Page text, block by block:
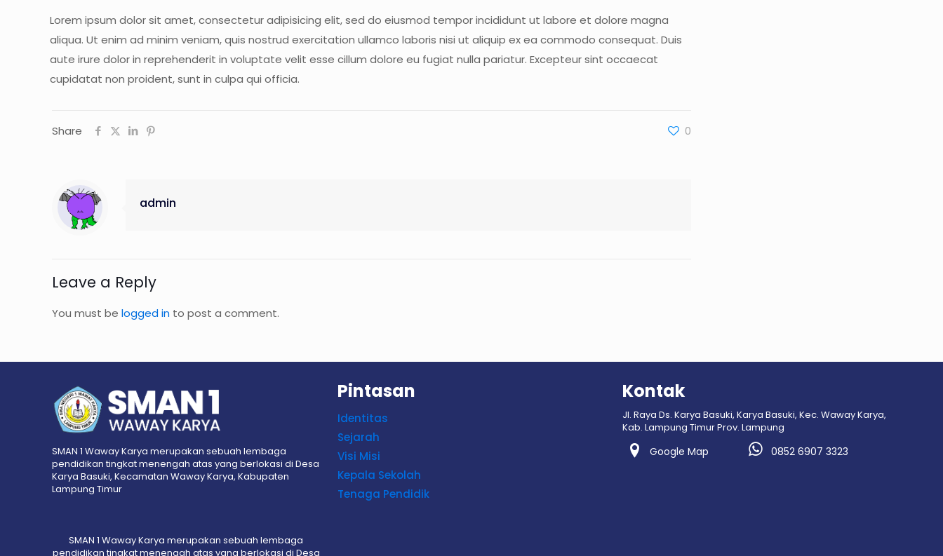
Lorem ipsum dolor sit amet, consectetur adipisicing elit, sed do eiusmod tempor incididunt ut labore et dolore magna
aliqua. Ut enim ad minim veniam, quis nostrud exercitation ullamco laboris nisi ut aliquip ex ea commodo consequat. Duis
aute irure dolor in reprehenderit in voluptate velit esse cillum dolore eu fugiat nulla pariatur. Excepteur sint occaecat
cupidatat non proident, sunt in culpa qui officia.
Share 0
admin
Leave a Reply
You must be logged in to post a comment.
SMAN 1 Waway Karya merupakan sebuah lembaga
pendidikan tingkat menengah atas yang berlokasi di Desa
Karya Basuki, Kecamatan Waway Karya, Kabupaten
Lampung Timur
SMAN 1 Waway Karya merupakan sebuah lembaga
pendidikan tingkat menengah atas yang berlokasi di Desa
Pintasan
Identitas
Sejarah
Visi Misi
Kepala Sekolah
Tenaga Pendidik
Kontak
Jl. Raya Ds. Karya Basuki, Karya Basuki, Kec. Waway Karya,
Kab. Lampung Timur Prov. Lampung
Google Map 0852 6907 3323